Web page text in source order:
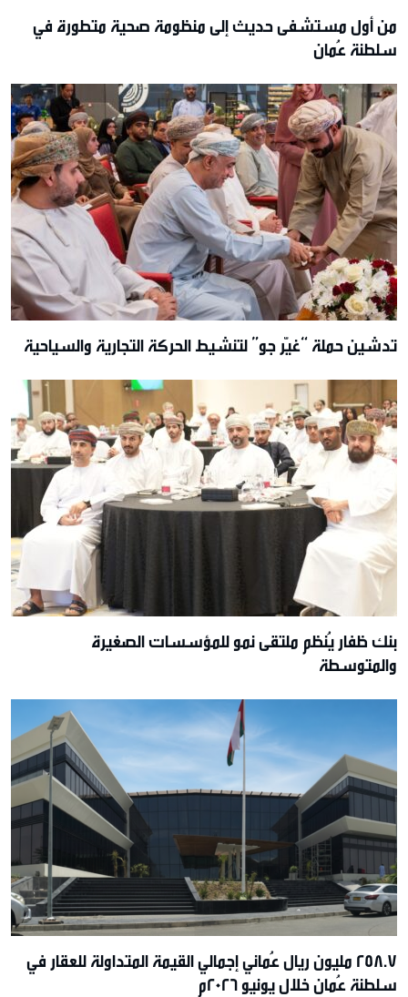
من أول مستشفى حديث إلى منظومة صحية متطورة في
سلطنة عُمان
تدشين حملة “غيّر جو” لتنشيط الحركة التجارية والسياحية
بنك ظفار يُنظم ملتقى نمو للمؤسسات الصغيرة
والمتوسطة
258.7 مليون ريال عُماني إجمالي القيمة المتداولة للعقار في
سلطنة عُمان خلال يونيو 2026م